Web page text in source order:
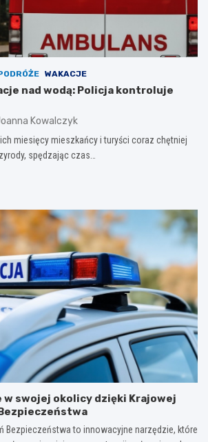
WAKACJE
nad wodą: Policja kontroluje
Kowalczyk
miesięcy mieszkańcy i turyści coraz chętniej
spędzając czas…
w swojej okolicy dzięki Krajowej
Bezpieczeństwa to innowacyjne narzędzie, które